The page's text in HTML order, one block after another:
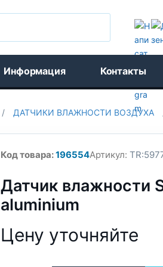
Информация Контакты
/ ДАТЧИКИ ВЛАЖНОСТИ ВОЗДУХА
Код товара:196554Артикул:
Датчик влажности
aluminium
Цену уточняйте